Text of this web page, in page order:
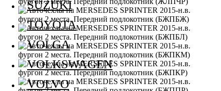
SUZUKI
TOYOTA
VOLGA
VOLKSWAGEN
VOLVO